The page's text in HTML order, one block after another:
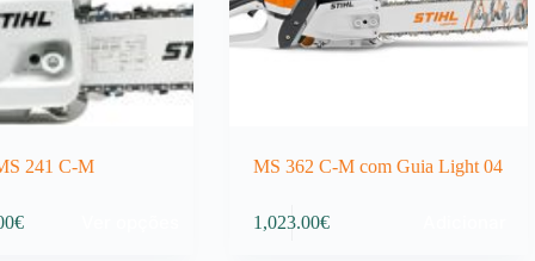
241 C-M
€
MS 362 C-M com Guia Light 04
1,023.00€